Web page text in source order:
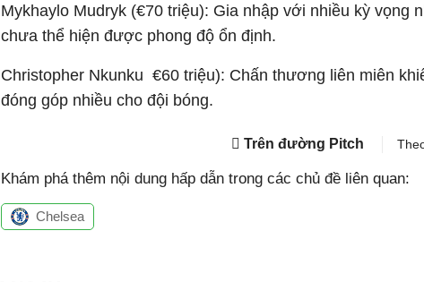
Mykhaylo Mudryk (€70 triệu): Gia nhập với nhiều kỳ vọng
chưa thể hiện được phong độ ổn định.​
Christopher Nkunku €60 triệu): Chấn thương liên miên
đóng góp nhiều cho đội bóng.
Trên đường Pitch
Khám phá thêm nội dung hấp dẫn trong các chủ đề liên quan:
Chelsea